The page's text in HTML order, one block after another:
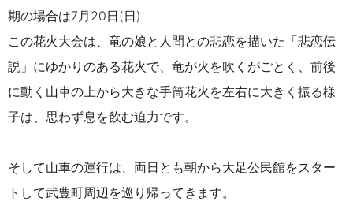
期の場合は7月20日(日)
この花火大会は、竜の娘と人間との悲恋を描いた「悲恋伝
説」にゆかりのある花火で、竜が火を吹くがごとく、前後
に動く山車の上から大きな手筒花火を左右に大きく振る様
子は、思わず息を飲む迫力です。
そして山車の運行は、両日とも朝から大足公民館をスター
トして武豊町周辺を巡り帰ってきます。